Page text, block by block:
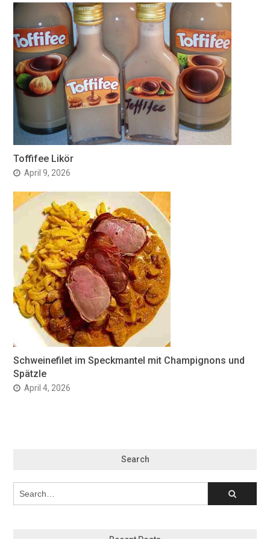
Toffifee Likör
April 9, 2026
Schweinefilet im Speckmantel mit Champignons und
Spätzle
April 4, 2026
Search